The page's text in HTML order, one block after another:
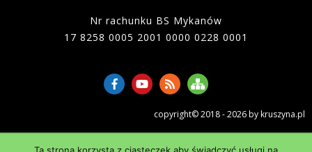
Nr rachunku BS Mykanów
17 8258 0005 2001 0000 0228 0001
copyright© 2018 - 2026 by kruszyna.pl